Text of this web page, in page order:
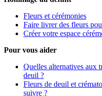
Fleurs et cérémonies
Faire livrer des fleurs
Créer votre espace
Pour vous aider
Quelles alternatives aux
deuil ?
Fleurs de deuil et
suivre ?